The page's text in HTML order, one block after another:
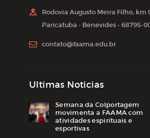
Rodovia Augusto Meira Filho, km
Paricatuba - Benevides - 68795-
contato@faama.edu.br
Ultimas Noticias
Semana da Colportagem
movimenta a FAAMA com
atividades espirituais e
esportivas